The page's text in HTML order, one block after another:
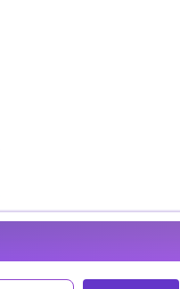
là các Viên Chức, Doanh